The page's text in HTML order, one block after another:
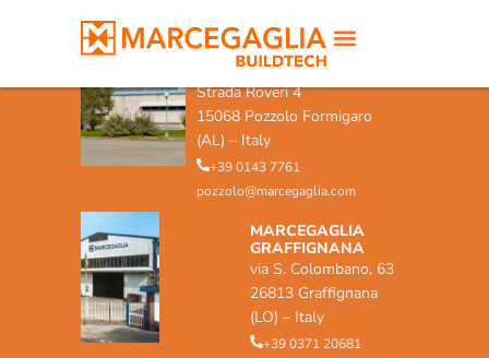
MARCEGAGLIA POZZOLO
FORMIGARO
Strada Roveri 4
15068 Pozzolo Formigaro
(AL) – Italy
+39 0143 7761
pozzolo@marcegaglia.com
MARCEGAGLIA
GRAFFIGNANA
via S. Colombano, 63
26813 Graffignana
(LO) – Italy
+39 0371 20681